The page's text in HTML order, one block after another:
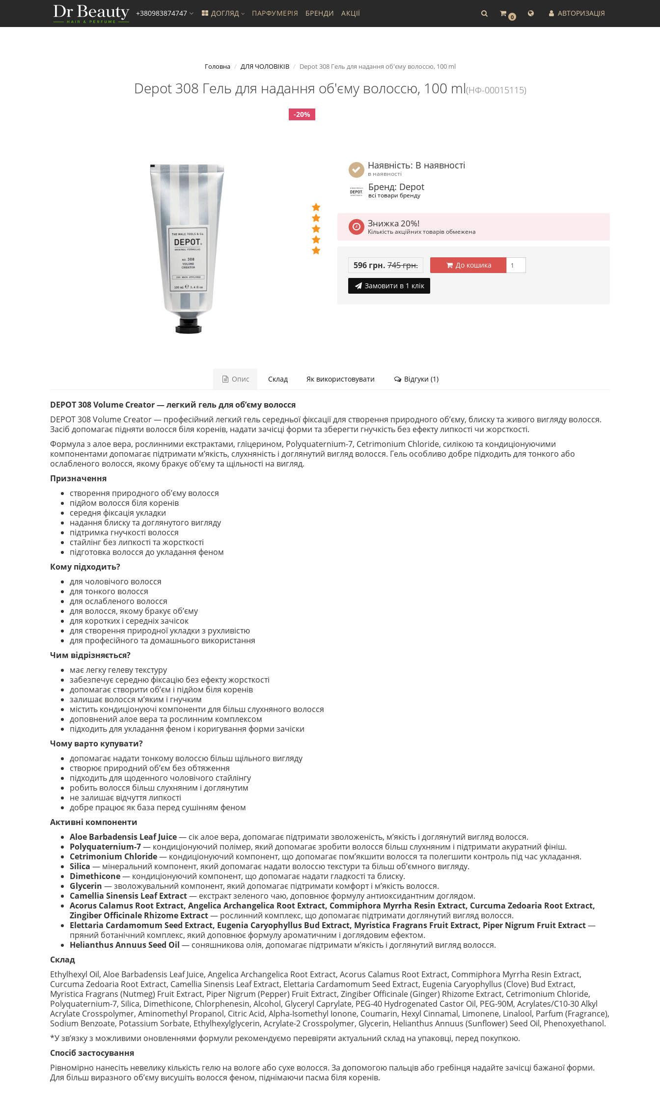
0 АВТОРИЗАЦІЯ
+380983874747 ДОГЛЯД ПАРФУМЕРІЯ БРЕНДИ АКЦІЇ
Головна ДЛЯ ЧОЛОВІКІВ Depot 308 Гель для надання об'єму волоссю, 100 ml
Depot 308 Гель для надання об'єму волоссю, 100 ml(НФ-00015115)
-20%
Наявність: В наявності
в наявності
Бренд: Depot
всі товари бренду
Знижка 20%!
Кількість акційних товарів обмежена
596 грн. 745 грн. До кошика
Замовити в 1 клік
Опис Склад Як використовувати Відгуки (1)
DEPOT 308 Volume Creator — легкий гель для об’єму волосся
DEPOT 308 Volume Creator — професійний легкий гель середньої фіксації для створення природного об’єму, блиску та живого вигляду волосся.
Засіб допомагає підняти волосся біля коренів, надати зачісці форми та зберегти гнучкість без ефекту липкості чи жорсткості.
Формула з алое вера, рослинними екстрактами, гліцерином, Polyquaternium-7, Cetrimonium Chloride, силікою та кондиціонуючими
компонентами допомагає підтримати м’якість, слухняність і доглянутий вигляд волосся. Гель особливо добре підходить для тонкого або
ослабленого волосся, якому бракує об’єму та щільності на вигляд.
Призначення
створення природного об’єму волосся
підйом волосся біля коренів
середня фіксація укладки
надання блиску та доглянутого вигляду
підтримка гнучкості волосся
стайлінг без липкості та жорсткості
підготовка волосся до укладання феном
Кому підходить?
для чоловічого волосся
для тонкого волосся
для ослабленого волосся
для волосся, якому бракує об’єму
для коротких і середніх зачісок
для створення природної укладки з рухливістю
для професійного та домашнього використання
Чим відрізняється?
має легку гелеву текстуру
забезпечує середню фіксацію без ефекту жорсткості
допомагає створити об’єм і підйом біля коренів
залишає волосся м’яким і гнучким
містить кондиціонуючі компоненти для більш слухняного волосся
доповнений алое вера та рослинним комплексом
підходить для укладання феном і коригування форми зачіски
Чому варто купувати?
допомагає надати тонкому волоссю більш щільного вигляду
створює природний об’єм без обтяження
підходить для щоденного чоловічого стайлінгу
робить волосся більш слухняним і доглянутим
не залишає відчуття липкості
добре працює як база перед сушінням феном
Активні компоненти
Aloe Barbadensis Leaf Juice— сік алое вера, допомагає підтримати зволоженість, м’якість і доглянутий вигляд волосся.
Polyquaternium-7— кондиціонуючий полімер, який допомагає зробити волосся більш слухняним і підтримати акуратний фініш.
Cetrimonium Chloride— кондиціонуючий компонент, що допомагає пом’якшити волосся та полегшити контроль під час укладання.
Silica — мінеральний компонент, який допомагає надати волоссю текстури та більш об’ємного вигляду.
Dimethicone— кондиціонуючий компонент, що допомагає надати гладкості та блиску.
Glycerin — зволожувальний компонент, який допомагає підтримати комфорт і м’якість волосся.
Camellia Sinensis Leaf Extract— екстракт зеленого чаю, доповнює формулу антиоксидантним доглядом.
Acorus Calamus Root Extract, Angelica Archangelica Root Extract, Commiphora Myrrha Resin Extract, Curcuma Zedoaria Root Extract,
Zingiber Officinale Rhizome Extract— рослинний комплекс, що допомагає підтримати доглянутий вигляд волосся.
Elettaria Cardamomum Seed Extract, Eugenia Caryophyllus Bud Extract, Myristica Fragrans Fruit Extract, Piper Nigrum Fruit Extract—
пряний ботанічний комплекс, який доповнює формулу ароматичним і доглядовим ефектом.
Helianthus Annuus Seed Oil — соняшникова олія, допомагає підтримати м’якість і доглянутий вигляд волосся.
Склад
Ethylhexyl Oil, Aloe Barbadensis Leaf Juice, Angelica Archangelica Root Extract, Acorus Calamus Root Extract, Commiphora Myrrha Resin Extract,
Curcuma Zedoaria Root Extract, Camellia Sinensis Leaf Extract, Elettaria Cardamomum Seed Extract, Eugenia Caryophyllus (Clove) Bud Extract,
Myristica Fragrans (Nutmeg) Fruit Extract, Piper Nigrum (Pepper) Fruit Extract, Zingiber Officinale (Ginger) Rhizome Extract, Cetrimonium Chloride,
Polyquaternium-7, Silica, Dimethicone, Chlorphenesin, Alcohol, Glyceryl Caprylate, PEG-40 Hydrogenated Castor Oil, PEG-90M, Acrylates/C10-30 Alkyl
Acrylate Crosspolymer, Aminomethyl Propanol, Citric Acid, Alpha-Isomethyl Ionone, Coumarin, Hexyl Cinnamal, Limonene, Linalool, Parfum (Fragrance),
Sodium Benzoate, Potassium Sorbate, Ethylhexylglycerin, Acrylate-2 Crosspolymer, Glycerin, Helianthus Annuus (Sunflower) Seed Oil, Phenoxyethanol.
*У зв’язку з можливими оновленнями формули рекомендуємо перевіряти актуальний склад на упаковці, перед покупкою.
Спосіб застосування
Рівномірно нанесіть невелику кількість гелю на вологе або сухе волосся. За допомогою пальців або гребінця надайте зачісці бажаної форми.
Для більш виразного об’єму висушіть волосся феном, піднімаючи пасма біля коренів.